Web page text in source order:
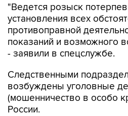
"Ведется розыск
установления всех
противоправной
показаний и возможного
- заявили в спецслужбе.
Следственными
возбуждены уголовные
(мошенничество в особо
России.